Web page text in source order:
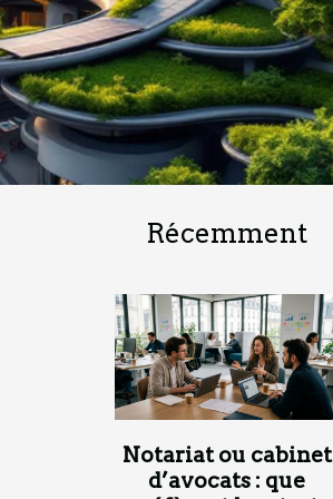
Récemment
Notariat ou cabinet
d’avocats : que